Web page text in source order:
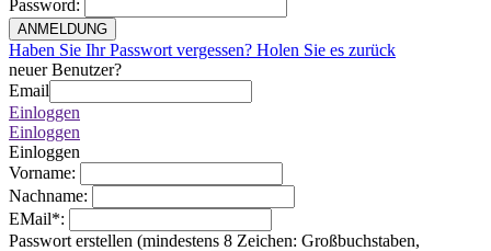
Password:
ANMELDUNG
Haben Sie Ihr Passwort vergessen? Holen Sie es zurück
neuer Benutzer?
Email
Einloggen
Einloggen
Einloggen
Vorname:
Nachname:
EMail*:
Passwort erstellen (mindestens 8 Zeichen: Großbuchstaben,